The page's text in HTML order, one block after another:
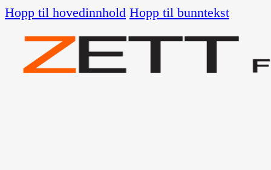
Hopp til hovedinnhold Hopp til bunntekst